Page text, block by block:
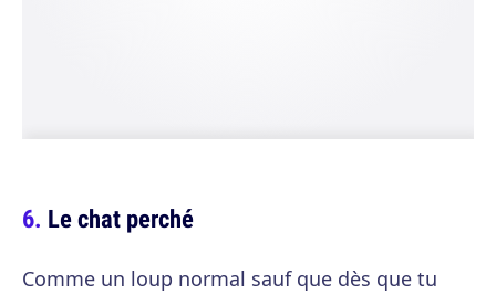
Le chat perché
Comme un loup normal sauf que dès que tu